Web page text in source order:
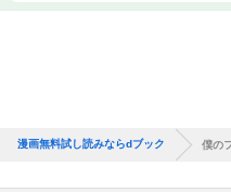
漫画無料試し読みならdブック 僕の